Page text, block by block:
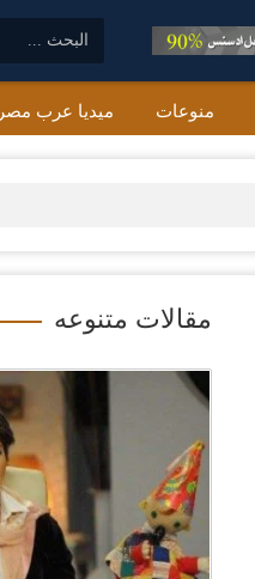
منوعات ميديا عرب مصر
مقالات متنوعه